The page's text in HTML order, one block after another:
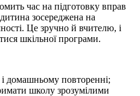
час на підготовку вправ
зосереджена на
Це зручно й вчителю, і
шкільної програми.
домашньому повторенні;
школу зрозумілими